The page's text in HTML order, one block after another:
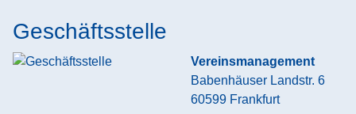
Geschäftsstelle
Vereinsmanagement
Babenhäuser Landstr. 6
60599 Frankfurt